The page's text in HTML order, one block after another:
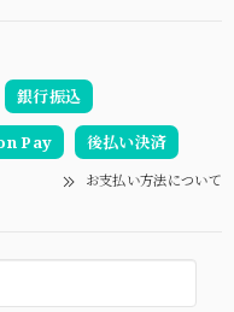
銀行振込
Pay 後払い決済
お支払い方法について